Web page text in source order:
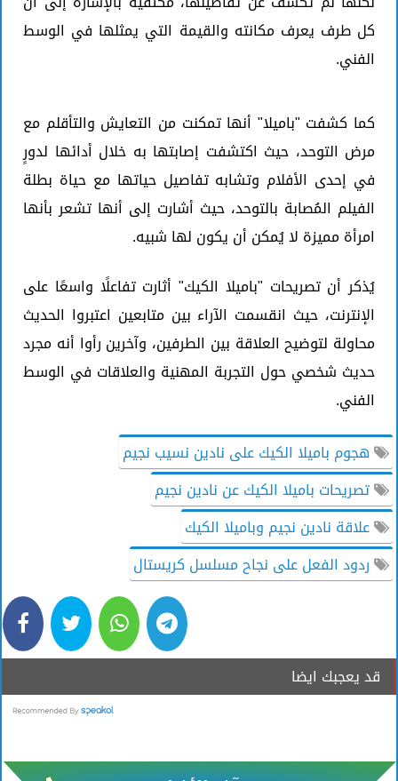
كل طرف يعرف مكانته والقيمة التي يمثلها في الوسط
الفني.
كما كشفت "باميلا" أنها تمكنت من التعايش والتأقلم مع
مرض التوحد، حيث اكتشفت إصابتها به خلال أدائها لدورٍ
في إحدى الأفلام وتشابه تفاصيل حياتها مع حياة بطلة
الفيلم المُصابة بالتوحد، حيث أشارت إلى أنها تشعر بأنها
امرأة مميزة لا يُمكن أن يكون لها شبيه.
يُذكر أن تصريحات "باميلا الكيك" أثارت تفاعلًا واسعًا على
الإنترنت، حيث انقسمت الآراء بين متابعين اعتبروا الحديث
محاولة لتوضيح العلاقة بين الطرفين، وآخرين رأوا أنه مجرد
حديث شخصي حول التجربة المهنية والعلاقات في الوسط
الفني.
هجوم باميلا الكيك على نادين نسيب نجيم
تصريحات باميلا الكيك عن نادين نجيم
علاقة نادين نجيم وباميلا الكيك
ردود الفعل على نجاح مسلسل كريستال
قد يعجبك ايضا